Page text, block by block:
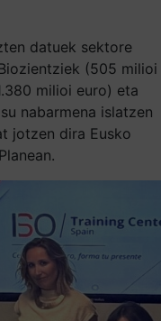
datuek sektore
(505 milioi
milioi euro) eta
nabarmena islatzen
jotzen dira Eusko